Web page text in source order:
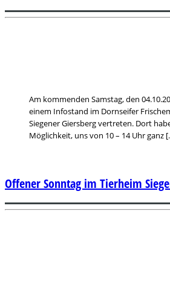
Am kommenden Samstag, den
einem Infostand im Dornseifer
Siegener Giersberg vertreten. Dort
Möglichkeit, uns von 10 – 14 Uhr ganz
Offener Sonntag im Tierheim